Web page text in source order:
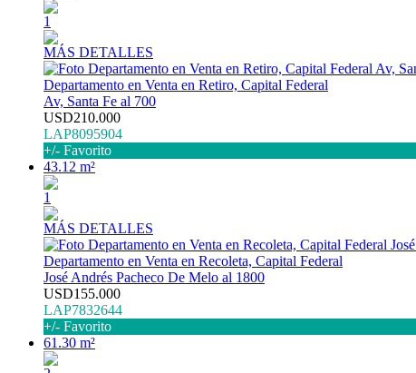
1
MÁS DETALLES
Departamento en Venta en Retiro, Capital Federal
Av, Santa Fe al 700
USD210.000
LAP8095904
+/- Favorito
43.12 m²
1
MÁS DETALLES
Departamento en Venta en Recoleta, Capital Federal
José Andrés Pacheco De Melo al 1800
USD155.000
LAP7832644
+/- Favorito
61.30 m²